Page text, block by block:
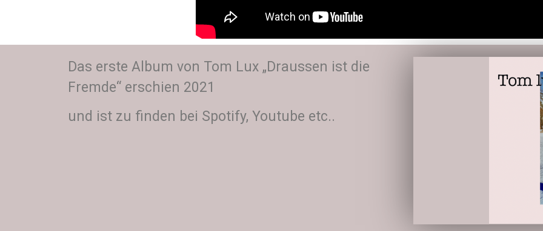
Das erste Album von Tom Lux „Draussen ist die
Fremde“ erschien 2021
und ist zu finden bei Spotify, Youtube etc..